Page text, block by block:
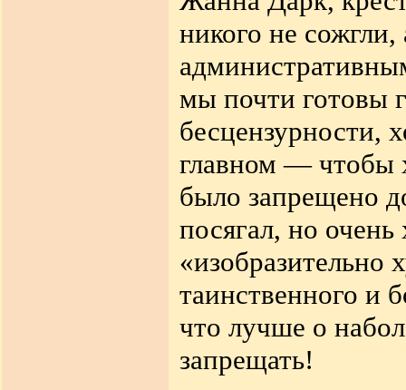
никого не сожгли,
мы почти готовы
бесцензурности,
главном — чтобы
было запрещено
посягал, но очень
«изобразительно
таинственного и
что лучше о
запрещать!